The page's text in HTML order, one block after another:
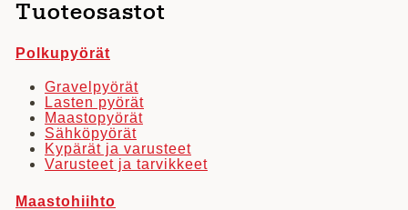
Tuoteosastot
Polkupyörät
Gravelpyörät
Lasten pyörät
Maastopyörät
Sähköpyörät
Kypärät ja varusteet
Varusteet ja tarvikkeet
Maastohiihto